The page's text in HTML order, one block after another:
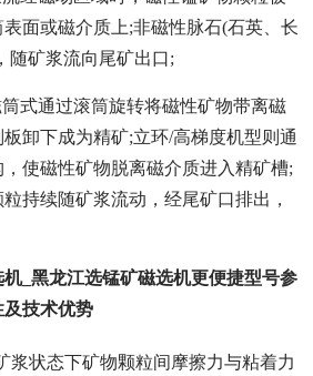
面或磁介质上;非磁性脉石(石英、长
随矿浆流向尾矿出口;
式通过滚筒旋转将磁性矿物带离磁
卸下成为精矿;立环/高梯度机型则通
使磁性矿物脱离磁介质进入精矿槽;
持续随矿浆流动，经尾矿口排出，
_黑龙江选锰矿磁选机更便捷型号参
技术优势
浆状态下矿物颗粒间摩擦力与粘着力